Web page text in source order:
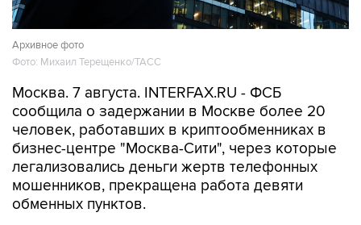
Архивное фото
Фото: Михаил Терещенко/ТАСС
Москва. 7 августа. INTERFAX.RU - ФСБ
сообщила о задержании в Москве более 20
человек, работавших в криптообменниках в
бизнес-центре "Москва-Сити", через которые
легализовались деньги жертв телефонных
мошенников, прекращена работа девяти
обменных пунктов.